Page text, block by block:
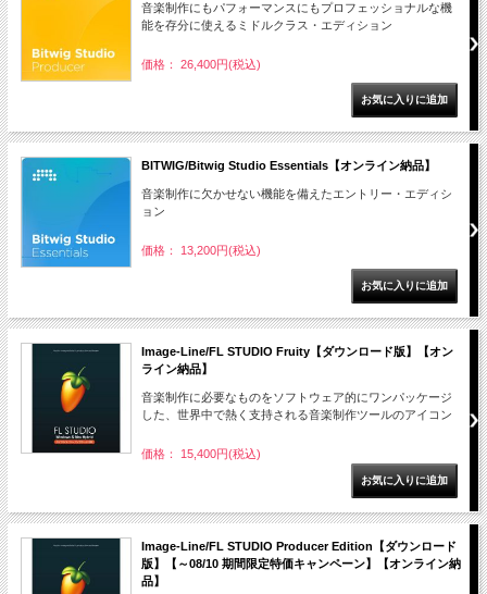
音楽制作にもパフォーマンスにもプロフェッショナルな機
能を存分に使えるミドルクラス・エディション
価格： 26,400円(税込)
BITWIG/Bitwig Studio Essentials【オンライン納品】
音楽制作に欠かせない機能を備えたエントリー・エディシ
ョン
価格： 13,200円(税込)
Image-Line/FL STUDIO Fruity【ダウンロード版】【オン
ライン納品】
音楽制作に必要なものをソフトウェア的にワンパッケージ
した、世界中で熱く支持される音楽制作ツールのアイコン
価格： 15,400円(税込)
Image-Line/FL STUDIO Producer Edition【ダウンロード
版】【～08/10 期間限定特価キャンペーン】【オンライン納
品】